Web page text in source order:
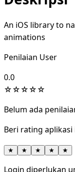
An iOS library to
animations
Penilaian User
0.0
☆☆☆☆☆
Belum ada
Beri rating aplikasi
★ ★ ★ ★ ★
Login diperlukan